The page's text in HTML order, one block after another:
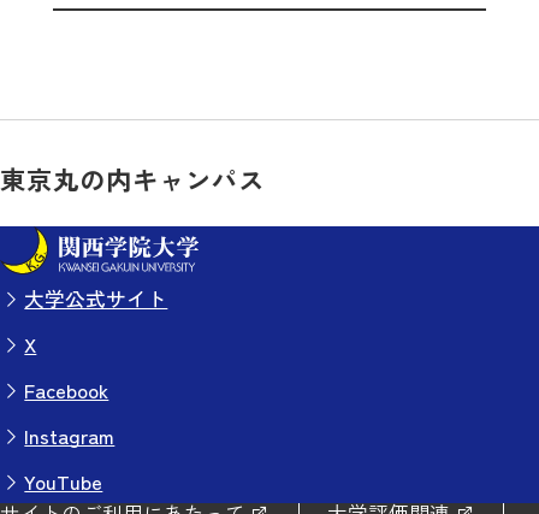
東京丸の内キャンパス
大学公式サイト
X
Facebook
Instagram
YouTube